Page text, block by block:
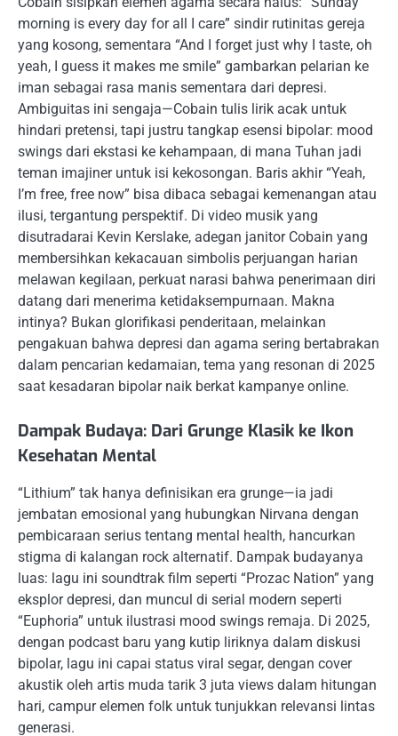
morning is every day for all I care” sindir rutinitas gereja
yang kosong, sementara “And I forget just why I taste, oh
yeah, I guess it makes me smile” gambarkan pelarian ke
iman sebagai rasa manis sementara dari depresi.
Ambiguitas ini sengaja—Cobain tulis lirik acak untuk
hindari pretensi, tapi justru tangkap esensi bipolar: mood
swings dari ekstasi ke kehampaan, di mana Tuhan jadi
teman imajiner untuk isi kekosongan. Baris akhir “Yeah,
I’m free, free now” bisa dibaca sebagai kemenangan atau
ilusi, tergantung perspektif. Di video musik yang
disutradarai Kevin Kerslake, adegan janitor Cobain yang
membersihkan kekacauan simbolis perjuangan harian
melawan kegilaan, perkuat narasi bahwa penerimaan diri
datang dari menerima ketidaksempurnaan. Makna
intinya? Bukan glorifikasi penderitaan, melainkan
pengakuan bahwa depresi dan agama sering bertabrakan
dalam pencarian kedamaian, tema yang resonan di 2025
saat kesadaran bipolar naik berkat kampanye online.
Dampak Budaya: Dari Grunge Klasik ke Ikon
Kesehatan Mental
“Lithium” tak hanya definisikan era grunge—ia jadi
jembatan emosional yang hubungkan Nirvana dengan
pembicaraan serius tentang mental health, hancurkan
stigma di kalangan rock alternatif. Dampak budayanya
luas: lagu ini soundtrak film seperti “Prozac Nation” yang
eksplor depresi, dan muncul di serial modern seperti
“Euphoria” untuk ilustrasi mood swings remaja. Di 2025,
dengan podcast baru yang kutip liriknya dalam diskusi
bipolar, lagu ini capai status viral segar, dengan cover
akustik oleh artis muda tarik 3 juta views dalam hitungan
hari, campur elemen folk untuk tunjukkan relevansi lintas
generasi.